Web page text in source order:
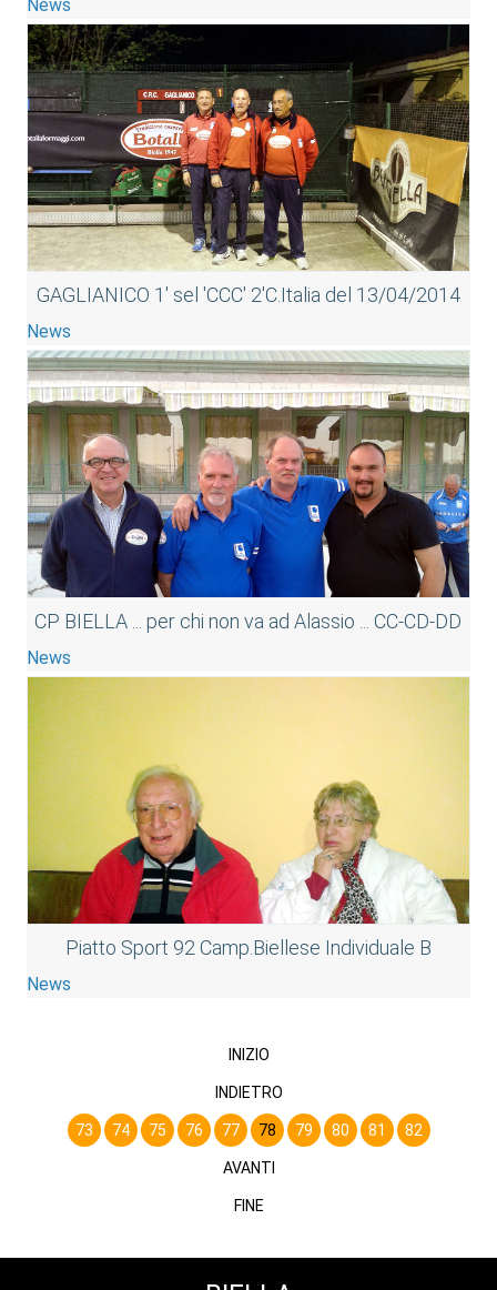
News
GAGLIANICO 1' sel 'CCC' 2'C.Italia del 13/04/2014
News
CP BIELLA ... per chi non va ad Alassio ... CC-CD-DD
News
Piatto Sport 92 Camp.Biellese Individuale B
News
INIZIO
INDIETRO
73 74 75 76 77 78 79 80 81 82
AVANTI
FINE